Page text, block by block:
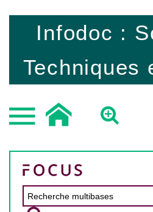
Infodoc :
Techniques